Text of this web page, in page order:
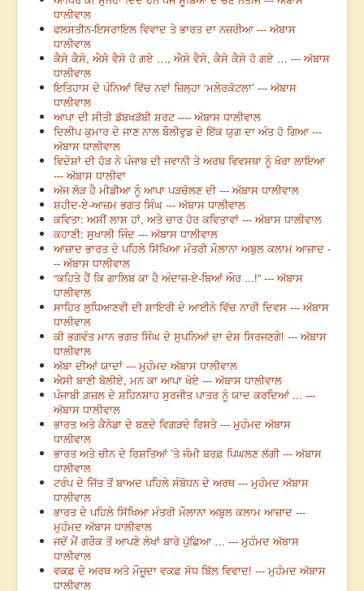
ਧਾਲੀਵਾਲ
ਫਲਸਤੀਨ-ਇਸਰਾਇਲ ਵਿਵਾਦ ਤੇ ਭਾਰਤ ਦਾ ਨਜ਼ਰੀਆ --- ਅੱਬਾਸ
ਧਾਲੀਵਾਲ
ਕੈਸੇ ਕੈਸੇ, ਐਸੇ ਵੈਸੇ ਹੋ ਗਏ …, ਐਸੇ ਵੈਸੇ, ਕੈਸੇ ਕੈਸੇ ਹੋ ਗਏ … --- ਅੱਬਾਸ
ਧਾਲੀਵਾਲ
ਇਤਿਹਾਸ ਦੇ ਪੰਨਿਆਂ ਵਿੱਚ ਨਵਾਂ ਜ਼ਿਲ੍ਹਾ ‘ਮਲੇਰਕੋਟਲਾ’ --- ਅੱਬਾਸ
ਧਾਲੀਵਾਲ
ਆਪਾ ਦੀ ਸੀਤੀ ਡੱਬਖੜੱਬੀ ਸ਼ਰਟ ---- ਅੱਬਾਸ ਧਾਲੀਵਾਲ
ਦਿਲੀਪ ਕੁਮਾਰ ਦੇ ਜਾਣ ਨਾਲ ਬੌਲੀਵੁਡ ਦੇ ਇੱਕ ਯੁਗ ਦਾ ਅੰਤ ਹੋ ਗਿਆ ---
ਅੱਬਾਸ ਧਾਲੀਵਾਲ
ਵਿਦੇਸ਼ਾਂ ਦੀ ਹੋੜ ਨੇ ਪੰਜਾਬ ਦੀ ਜਵਾਨੀ ਤੇ ਅਰਥ ਵਿਵਸਥਾ ਨੂੰ ਖੋਰਾ ਲਾਇਆ
--- ਅੱਬਾਸ ਧਾਲੀਵਾ
ਅੱਜ ਲੋੜ ਹੈ ਮੀਡੀਆ ਨੂੰ ਆਪਾ ਪੜਚੋਲਣ ਦੀ --- ਅੱਬਾਸ ਧਾਲੀਵਾਲ
ਸ਼ਹੀਦ-ਏ-ਆਜ਼ਮ ਭਗਤ ਸਿੰਘ --- ਅੱਬਾਸ ਧਾਲੀਵਾਲ
ਕਵਿਤਾ: ਅਸੀਂ ਲਾਸ਼ ਹਾਂ, ਅਤੇ ਚਾਰ ਹੋਰ ਕਵਿਤਾਵਾਂ --- ਅੱਬਾਸ ਧਾਲੀਵਾਲ
ਕਹਾਣੀ: ਸੁਖਾਲੀ ਜਿੰਦ --- ਅੱਬਾਸ ਧਾਲੀਵਾਲ
ਆਜ਼ਾਦ ਭਾਰਤ ਦੇ ਪਹਿਲੇ ਸਿੱਖਿਆ ਮੰਤਰੀ ਮੌਲਾਨਾ ਅਬੁਲ ਕਲਾਮ ਆਜ਼ਾਦ -
-- ਅੱਬਾਸ ਧਾਲੀਵਾਲ
“ਕਹਿਤੇ ਹੈਂ ਕਿ ਗਾਲਿਬ ਕਾ ਹੈ ਅੰਦਾਜ਼-ਏ-ਬਿਆਂ ਔਰ ...!” --- ਅੱਬਾਸ
ਧਾਲੀਵਾਲ
ਸਾਹਿਰ ਲੁਧਿਆਣਵੀ ਦੀ ਸ਼ਾਇਰੀ ਦੇ ਆਈਨੇ ਵਿੱਚ ਨਾਰੀ ਦਿਵਸ --- ਅੱਬਾਸ
ਧਾਲੀਵਾਲ
ਕੀ ਭਗਵੰਤ ਮਾਨ ਭਗਤ ਸਿੰਘ ਦੇ ਸੁਪਨਿਆਂ ਦਾ ਦੇਸ਼ ਸਿਰਜਣਗੇ! --- ਅੱਬਾਸ
ਧਾਲੀਵਾਲ
ਅੱਬਾ ਦੀਆਂ ਯਾਦਾਂ --- ਮੁਹੰਮਦ ਅੱਬਾਸ ਧਾਲੀਵਾਲ
ਐਸੀ ਬਾਣੀ ਬੋਲੀਏ, ਮਨ ਕਾ ਆਪਾ ਖੋਏ --- ਅੱਬਾਸ ਧਾਲੀਵਾਲ
ਪੰਜਾਬੀ ਗ਼ਜ਼ਲ ਦੇ ਸ਼ਹਿਨਸ਼ਾਹ ਸੁਰਜੀਤ ਪਾਤਰ ਨੂੰ ਯਾਦ ਕਰਦਿਆਂ ... ---
ਅੱਬਾਸ ਧਾਲੀਵਾਲ
ਭਾਰਤ ਅਤੇ ਕੈਨੇਡਾ ਦੇ ਬਣਦੇ ਵਿਗੜਦੇ ਰਿਸ਼ਤੇ --- ਮੁਹੰਮਦ ਅੱਬਾਸ
ਧਾਲੀਵਾਲ
ਭਾਰਤ ਅਤੇ ਚੀਨ ਦੇ ਰਿਸ਼ਤਿਆਂ ’ਤੇ ਜੰਮੀ ਬਰਫ਼ ਪਿਘਲਣ ਲੱਗੀ --- ਅੱਬਾਸ
ਧਾਲੀਵਾਲ
ਟਰੰਪ ਦੇ ਜਿੱਤ ਤੋਂ ਬਾਅਦ ਪਹਿਲੇ ਸੰਬੋਧਨ ਦੇ ਅਰਥ --- ਮੁਹੰਮਦ ਅੱਬਾਸ
ਧਾਲੀਵਾਲ
ਭਾਰਤ ਦੇ ਪਹਿਲੇ ਸਿੱਖਿਆ ਮੰਤਰੀ ਮੌਲਾਨਾ ਅਬੁਲ ਕਲਾਮ ਆਜ਼ਾਦ ---
ਮੁਹੰਮਦ ਅੱਬਾਸ ਧਾਲੀਵਾਲ
ਜਦੋਂ ਮੈਂ ਗਰੌਕ ਤੋਂ ਆਪਣੇ ਲੇਖਾਂ ਬਾਰੇ ਪੁੱਛਿਆ … --- ਮੁਹੰਮਦ ਅੱਬਾਸ
ਧਾਲੀਵਾਲ
ਵਕਫ਼ ਦੇ ਅਰਥ ਅਤੇ ਮੌਜੂਦਾ ਵਕਫ਼ ਸੋਧ ਬਿੱਲ ਵਿਵਾਦ! --- ਮੁਹੰਮਦ ਅੱਬਾਸ
ਧਾਲੀਵਾਲ